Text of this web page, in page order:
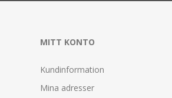
MITT KONTO
Kundinformation
Mina adresser